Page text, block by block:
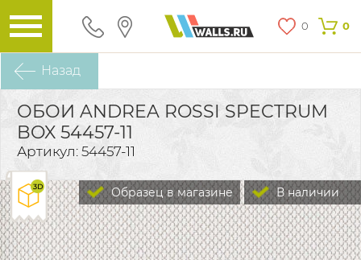
0 0
Назад
ОБОИ ANDREA ROSSI SPECTRUM
BOX 54457-11
Артикул: 54457-11
В наличии
Образец в магазине